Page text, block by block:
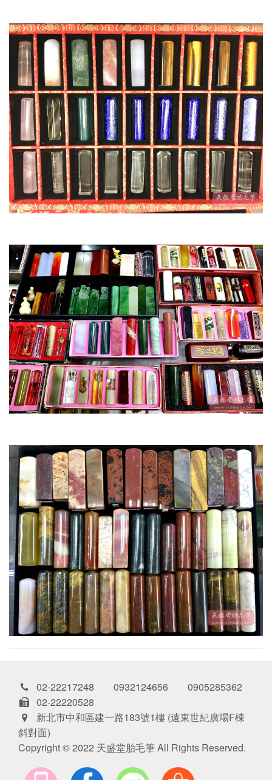
02-22217248 0932124656 0905285362
02-22220528
新北市中和區建一路183號1樓 (遠東世紀廣場F棟
斜對面)
Copyright © 2022 天盛堂胎毛筆 All Rights Reserved.